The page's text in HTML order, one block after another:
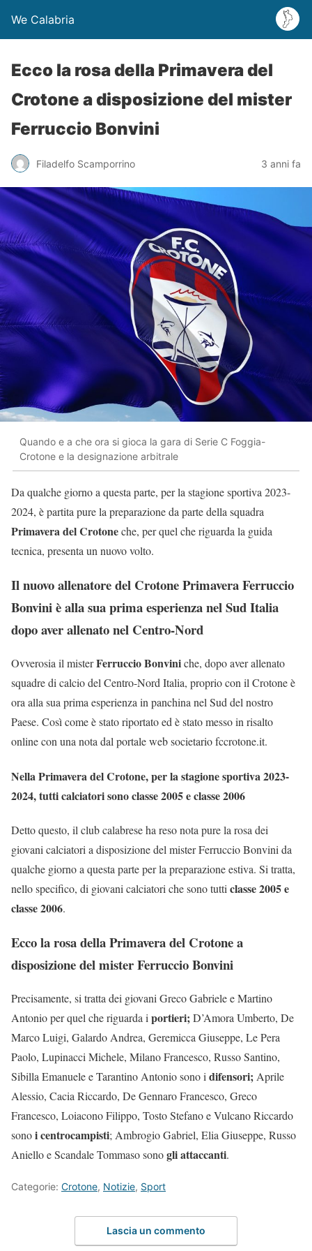
We Calabria
Ecco la rosa della Primavera del
Crotone a disposizione del mister
Ferruccio Bonvini
Filadelfo Scamporrino 3 anni fa
Quando e a che ora si gioca la gara di Serie C Foggia-
Crotone e la designazione arbitrale
Da qualche giorno a questa parte, per la stagione sportiva 2023-
2024, è partita pure la preparazione da parte della squadra
Primavera del Crotoneche, per quel che riguarda la guida
tecnica, presenta un nuovo volto.
Il nuovo allenatore del Crotone Primavera Ferruccio
Bonvini è alla sua prima esperienza nel Sud Italia
dopo aver allenato nel Centro-Nord
Ovverosia il misterFerruccio Bonviniche, dopo aver allenato
squadre di calcio del Centro-Nord Italia, proprio con il Crotone è
ora alla sua prima esperienza in panchina nel Sud del nostro
Paese. Così come è stato riportato ed è stato messo in risalto
online con una nota dal portale web societario fccrotone.it.
Nella Primavera del Crotone, per la stagione sportiva 2023-
2024, tutti calciatori sono classe 2005 e classe 2006
Detto questo, il club calabrese ha reso nota pure la rosa dei
giovani calciatori a disposizione del mister Ferruccio Bonvini da
qualche giorno a questa parte per la preparazione estiva. Si tratta,
nello specifico, di giovani calciatori che sono tutti classe 2005 e
classe 2006.
Ecco la rosa della Primavera del Crotone a
disposizione del mister Ferruccio Bonvini
Precisamente, si tratta dei giovani Greco Gabriele e Martino
Antonio per quel che riguarda iportieri;D’Amora Umberto, De
Marco Luigi, Galardo Andrea, Geremicca Giuseppe, Le Pera
Paolo, Lupinacci Michele, Milano Francesco, Russo Santino,
Sibilla Emanuele e Tarantino Antonio sono idifensori;Aprile
Alessio, Cacia Riccardo, De Gennaro Francesco, Greco
Francesco, Loiacono Filippo, Tosto Stefano e Vulcano Riccardo
sonoi centrocampisti; Ambrogio Gabriel, Elia Giuseppe, Russo
Aniello e Scandale Tommaso sonogli attaccanti.
Categorie: Crotone, Notizie, Sport
Lascia un commento